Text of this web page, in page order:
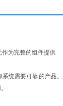
为完整的组件提供
统需要可靠的产品